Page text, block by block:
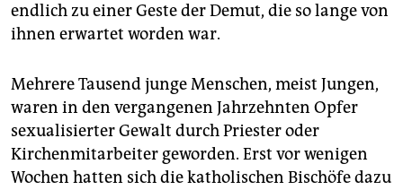
endlich zu einer Geste der Demut, die so lange von
ihnen erwartet worden war.
Mehrere Tausend junge Menschen, meist Jungen,
waren in den vergangenen Jahrzehnten Opfer
sexualisierter Gewalt durch Priester oder
Kirchenmitarbeiter geworden. Erst vor wenigen
Wochen hatten sich die katholischen Bischöfe dazu